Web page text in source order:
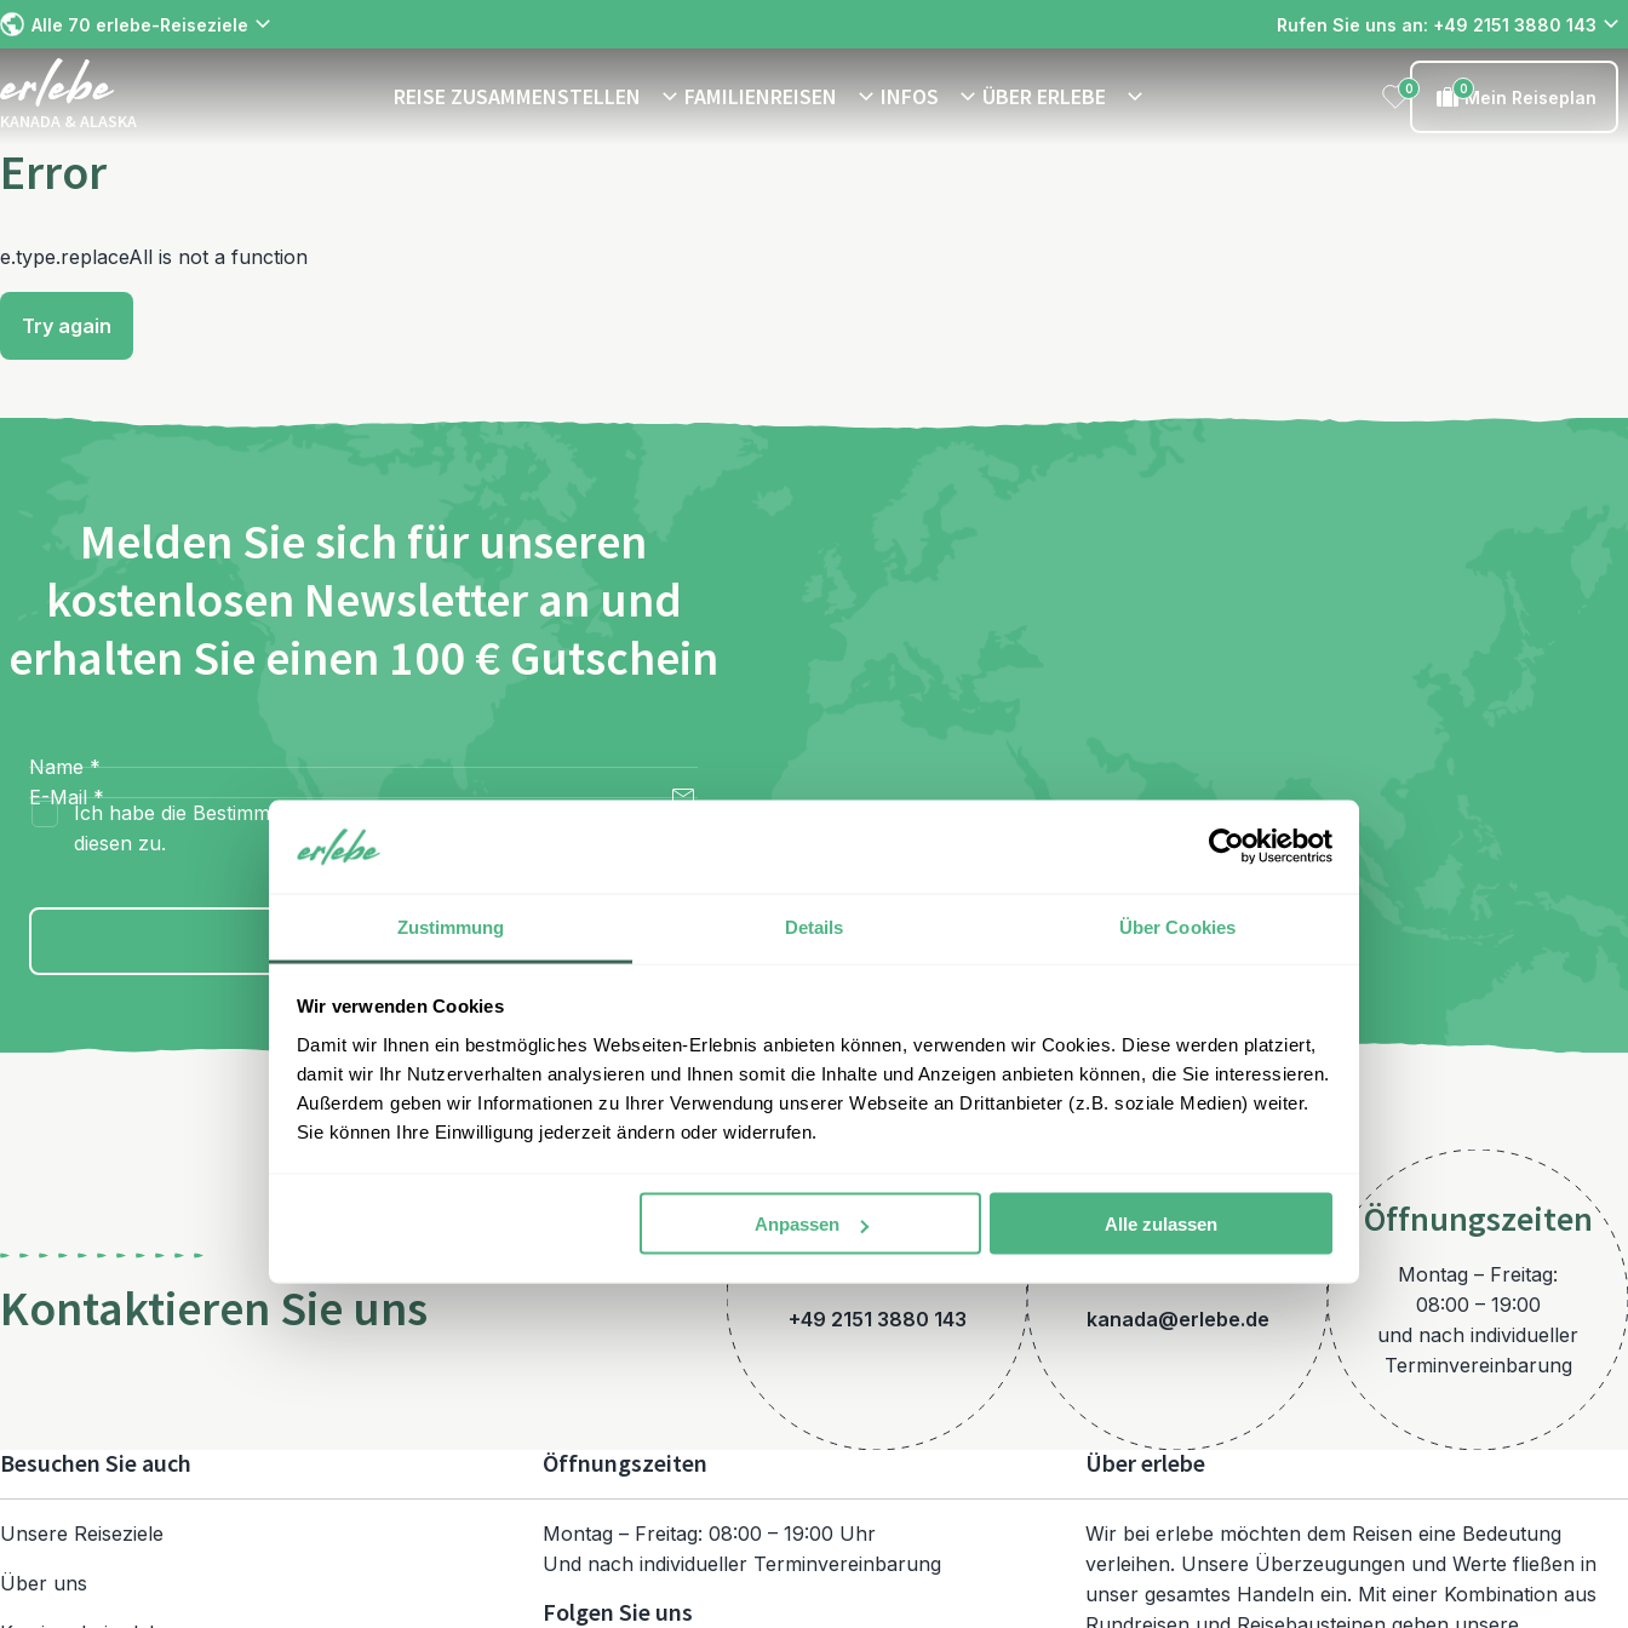
Zustimmung Details Über Cookies
Wir verwenden Cookies
Damit wir Ihnen ein bestmögliches Webseiten-Erlebnis anbieten können, verwenden wir Cookies. Diese werden platziert,
damit wir Ihr Nutzerverhalten analysieren und Ihnen somit die Inhalte und Anzeigen anbieten können, die Sie interessieren.
Außerdem geben wir Informationen zu Ihrer Verwendung unserer Webseite an Drittanbieter (z.B. soziale Medien) weiter.
Sie können Ihre Einwilligung jederzeit ändern oder widerrufen.
Anpassen Alle zulassen
Alle 70 erlebe-Reiseziele Rufen Sie uns an: +49 2151 3880 143
KANADA & ALASKA
REISE ZUSAMMENSTELLEN FAMILIENREISEN INFOS ÜBER ERLEBE 0 0Mein Reiseplan
Error
e.type.replaceAll is not a function
Try again
Melden Sie sich für unseren
kostenlosen Newsletter an und
erhalten Sie einen 100 € Gutschein
Name *
E-Mail *
Ich habe die Bestimmungen zum
diesen zu.
Anmelden
Kontaktieren Sie uns
Telefon
+49 2151 3880 143
E-Mail
kanada@erlebe.de
Öffnungszeiten
Montag – Freitag:
08:00 – 19:00
und nach individueller
Terminvereinbarung
Besuchen Sie auch
Unsere Reiseziele
Über uns
Öffnungszeiten
Montag – Freitag: 08:00 – 19:00 Uhr
Und nach individueller Terminvereinbarung
Folgen Sie uns
Über erlebe
Wir bei erlebe möchten dem Reisen eine Bedeutung
verleihen. Unsere Überzeugungen und Werte fließen in
unser gesamtes Handeln ein. Mit einer Kombination aus